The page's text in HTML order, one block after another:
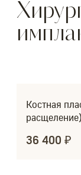
Костная
расщеление)
36 400 ₽